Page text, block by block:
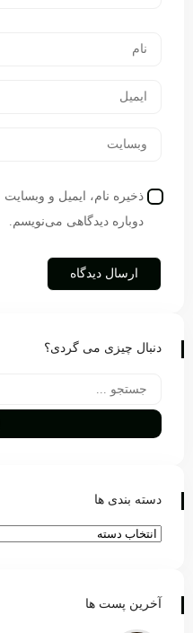
ذخیره نام، ایمیل و
دوباره دیدگاهی می‌نویسم.
دنبال چیزی می گردی؟
دسته بندی ها
آخرین پست ها